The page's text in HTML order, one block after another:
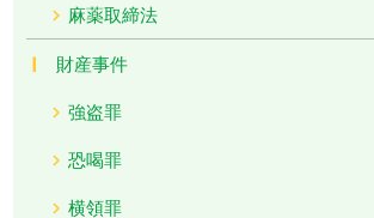
麻薬取締法
財産事件
強盗罪
恐喝罪
横領罪